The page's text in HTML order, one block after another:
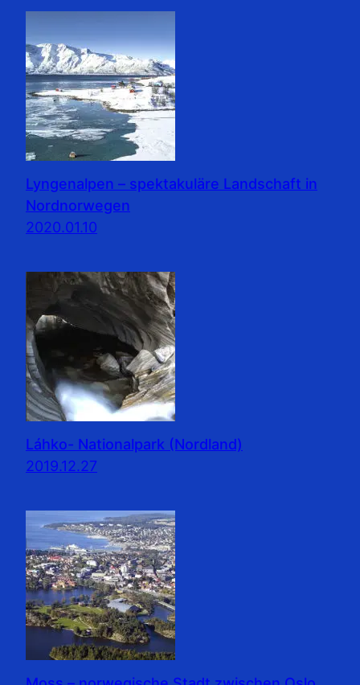
Lyngenalpen – spektakuläre Landschaft in
Nordnorwegen
2020.01.10
Láhko- Nationalpark (Nordland)
2019.12.27